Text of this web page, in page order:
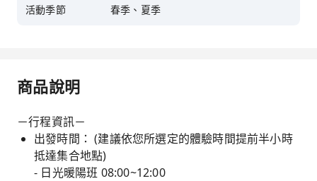
活動季節 春季、夏季
商品說明
－行程資訊－
出發時間： (建議依您所選定的體驗時間提前半小時
抵達集合地點)
- 日光暖陽班 08:00~12:00